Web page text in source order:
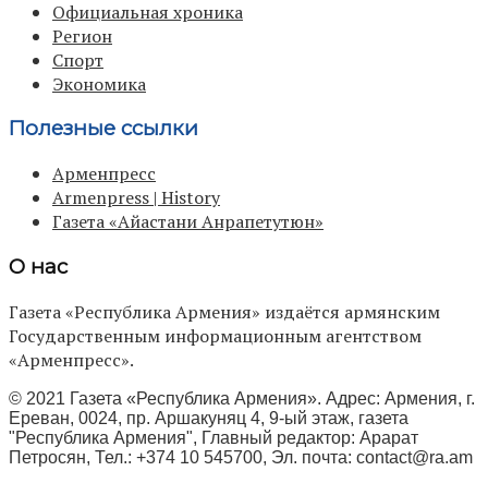
Официальная хроника
Регион
Спорт
Экономика
Полезные ссылки
Арменпресс
Armenpress | History
Газета «Айастани Анрапетутюн»
О нас
Газета «Республика Армения» издаётся армянским
Государственным информационным агентством
«Арменпресс».
© 2021 Газета «Республика Армения». Адрес: Армения, г.
Ереван, 0024, пр. Аршакуняц 4, 9-ый этаж, газета
"Республика Армения", Главный редактор: Арарат
Петросян, Тел.: +374 10 545700, Эл. почта: contact@ra.am